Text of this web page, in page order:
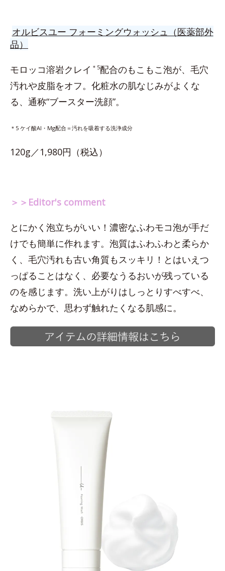
オルビスユー フォーミングウォッシュ（医薬部外
品）
モロッコ溶岩クレイ ＊5配合のもこもこ泡が、毛穴
汚れや皮脂をオフ。化粧水の肌なじみがよくな
る、通称“ブースター洗顔”。
＊5 ケイ酸Al・Mg配合＝汚れを吸着する洗浄成分
120g／1,980円（税込）
＞＞Editor's comment
とにかく泡立ちがいい！濃密なふわモコ泡が手だ
けでも簡単に作れます。泡質はふわふわと柔らか
く、毛穴汚れも古い角質もスッキリ！とはいえつ
っぱることはなく、必要なうるおいが残っている
のを感じます。洗い上がりはしっとりすべすべ、
なめらかで、思わず触れたくなる肌感に。